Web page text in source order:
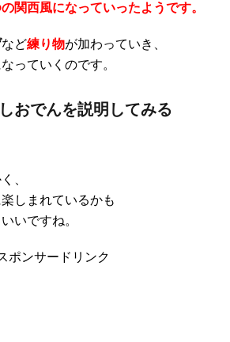
関西風になっていったようです。
など練り物が加わっていき、
っていくのです。
おでんを説明してみる
、
しまれているかも
いですね。
ポンサードリンク